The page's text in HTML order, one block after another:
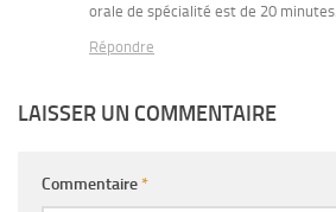
orale de spécialité est de 20 minutes.
Répondre
LAISSER UN COMMENTAIRE
Commentaire*